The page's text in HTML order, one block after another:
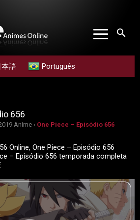
search
本語 Português
656
Anime › One Piece – Episódio 656
Online, One Piece – Episódio 656
– Episódio 656 temporada completa